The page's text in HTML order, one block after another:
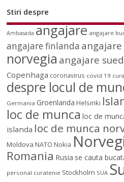
Stiri despre
Ambasada angajare angajare
angajare finlanda
norvegia angajare
Copenhaga coronavirus covid 19
despre locul de
Germania Groenlanda Helsinki
loc de munca loc de
islanda loc de munca
Moldova NATO Nokia
Romania Rusia se cauta
personal curatenie Stockholm SUA